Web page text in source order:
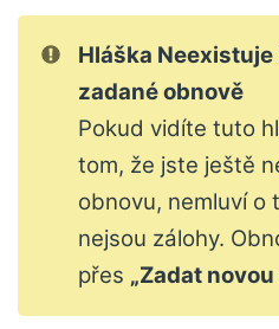
Hláška
zadané obnově
Pokud vidíte tuto
tom, že jste ještě
obnovu, nemluví o
nejsou zálohy.
přes „Zadat